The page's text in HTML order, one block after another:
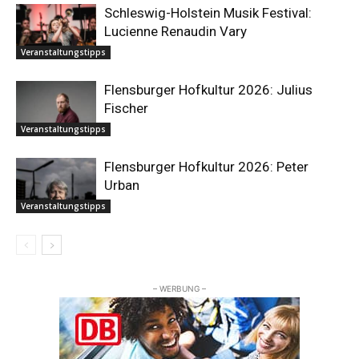
Veranstaltungstipps
Schleswig-Holstein Musik Festival:
Lucienne Renaudin Vary
Veranstaltungstipps
Flensburger Hofkultur 2026: Julius
Fischer
Veranstaltungstipps
Flensburger Hofkultur 2026: Peter
Urban
– WERBUNG –